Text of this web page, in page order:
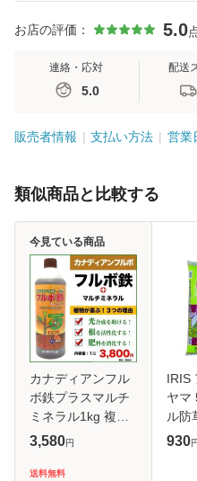
お店の評価： 5.0
連絡・応対
5.0
配送
販売者情報 支払い方法 営業
類似商品と比較する
カナディアンフル
ボ鉄プラスマルチ
ミネラル1kg 複合
肥料 植物成長促進
改良 ガーデニング
3,580円
送料無料
今見ている商品
IRIS
ヤマ
ル防
ンジ
930